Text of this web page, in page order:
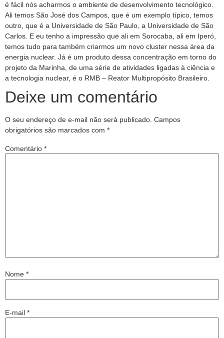
é fácil nós acharmos o ambiente de desenvolvimento tecnológico.
Ali temos São José dos Campos, que é um exemplo típico, temos
outro, que é a Universidade de São Paulo, a Universidade de São
Carlos. E eu tenho a impressão que ali em Sorocaba, ali em Iperó,
temos tudo para também criarmos um novo cluster nessa área da
energia nuclear. Já é um produto dessa concentração em torno do
projeto da Marinha, de uma série de atividades ligadas à ciência e
a tecnologia nuclear, é o RMB – Reator Multipropósito Brasileiro.
Deixe um comentário
O seu endereço de e-mail não será publicado. Campos
obrigatórios são marcados com *
Comentário *
Nome *
E-mail *